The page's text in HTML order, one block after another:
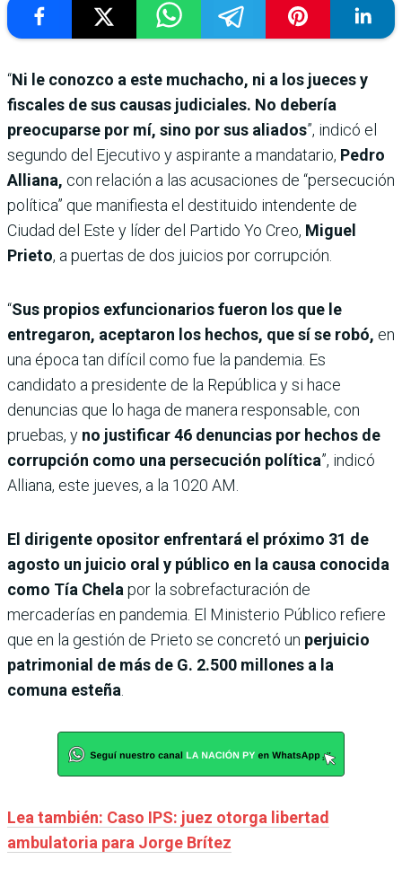
“Ni le conozco a este muchacho, ni a los jueces y
fiscales de sus causas judiciales. No debería
preocuparse por mí, sino por sus aliados”, indicó el
segundo del Ejecutivo y aspirante a mandatario, Pedro
Alliana, con relación a las acusaciones de “persecución
política” que manifiesta el destituido intendente de
Ciudad del Este y líder del Partido Yo Creo, Miguel
Prieto, a puertas de dos juicios por corrupción.
“Sus propios exfuncionarios fueron los que le
entregaron, aceptaron los hechos, que sí se robó, en
una época tan difícil como fue la pandemia. Es
candidato a presidente de la República y si hace
denuncias que lo haga de manera responsable, con
pruebas, y no justificar 46 denuncias por hechos de
corrupción como una persecución política”, indicó
Alliana, este jueves, a la 1020 AM.
El dirigente opositor enfrentará el próximo 31 de
agosto un juicio oral y público en la causa conocida
como Tía Chelapor la sobrefacturación de
mercaderías en pandemia. El Ministerio Público refiere
que en la gestión de Prieto se concretó un perjuicio
patrimonial de más de G. 2.500 millones a la
comuna esteña.
Lea también: Caso IPS: juez otorga libertad
ambulatoria para Jorge Brítez